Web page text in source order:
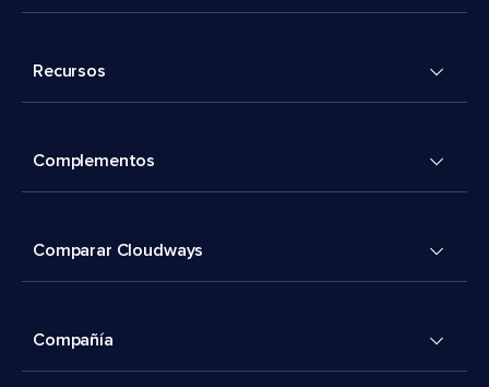
Recursos
Complementos
Comparar Cloudways
Compañía